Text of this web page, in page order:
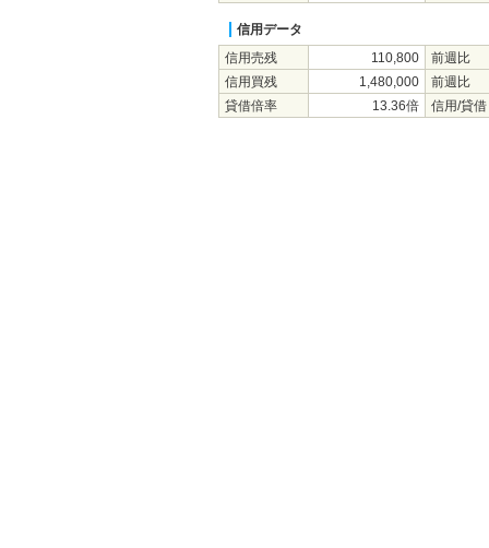
信用データ
信用売残
110,800
前週比
信用買残
1,480,000
前週比
貸借倍率
13.36倍 信用/貸借